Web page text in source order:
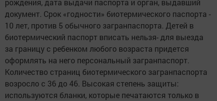
рождения, дата выдачи паспорта и орган, выдавший
документ. Срок «годности» биотермического паспорта -
10 лет, против 5 обычного загранпаспорта. Детей в
биотермический паспорт вписать нельзя- для выезда
за границу с ребенком любого возраста придется
оформлять на него персональный загранпаспорт.
Количество страниц биотермического загранпаспорта
возросло с 36 до 46. Высокая степень защиты:
используются бланки, которые печатаются только в